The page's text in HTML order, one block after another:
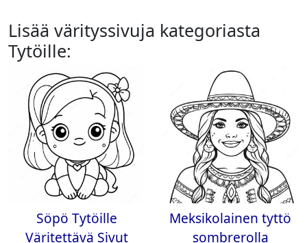
Lisää värityssivuja kategoriasta
Tytöille:
Söpö Tytöille
Väritettävä Sivut
Meksikolainen tyttö
sombrerolla